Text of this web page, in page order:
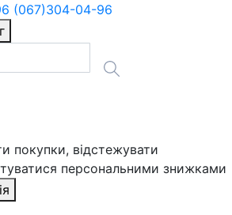
(067)304-04-96
покупки, відстежувати
персональними знижками